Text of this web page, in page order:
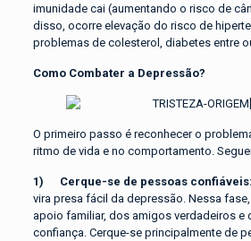
imunidade cai (aumentando o risco de
disso, ocorre elevação do risco de
problemas de colesterol, diabetes entre
Como Combater a Depressão?
O primeiro passo é reconhecer o
ritmo de vida e no comportamento.
1) Cerque-se de pessoas confiáveis:
vira presa fácil da depressão. Nessa
apoio familiar, dos amigos verdadeiros e
confiança. Cerque-se principalmente de